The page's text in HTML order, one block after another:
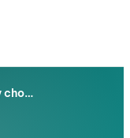
cho…